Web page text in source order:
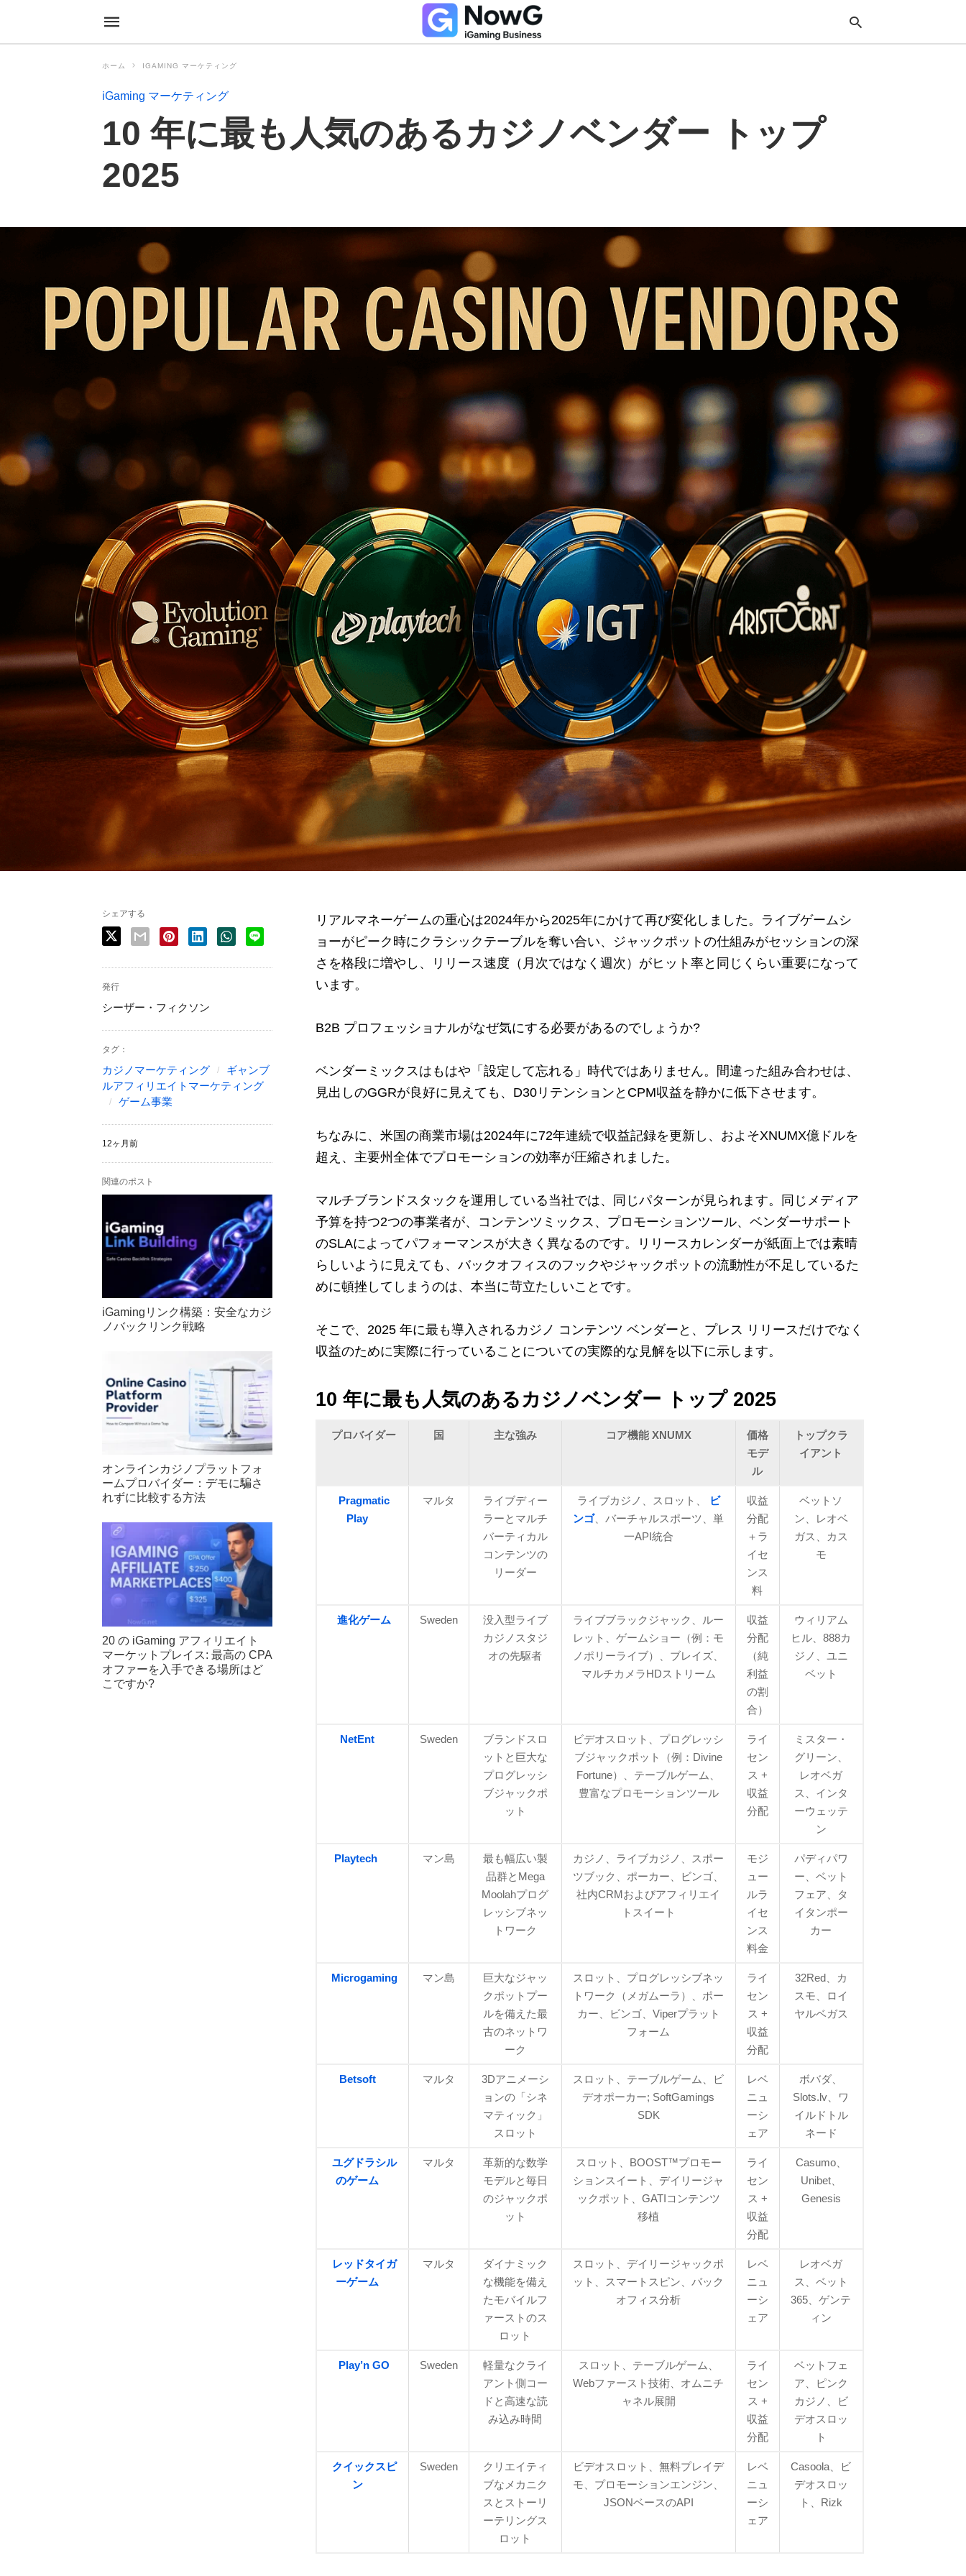
ホーム IGAMING マーケティング
iGaming マーケティング
10 年に最も人気のあるカジノベンダー トップ
2025
リアルマネーゲームの重心は2024年から2025年にかけて再び変化しました。ライブゲームシ
ョーがピーク時にクラシックテーブルを奪い合い、ジャックポットの仕組みがセッションの深
さを格段に増やし、リリース速度（月次ではなく週次）がヒット率と同じくらい重要になって
います。
B2B プロフェッショナルがなぜ気にする必要があるのでしょうか?
ベンダーミックスはもはや「設定して忘れる」時代ではありません。間違った組み合わせは、
見出しのGGRが良好に見えても、D30リテンションとCPM収益を静かに低下させます。
ちなみに、米国の商業市場は2024年に72年連続で収益記録を更新し、およそXNUMX億ドルを
超え、主要州全体でプロモーションの効率が圧縮されました。
マルチブランドスタックを運用している当社では、同じパターンが見られます。同じメディア
予算を持つ2つの事業者が、コンテンツミックス、プロモーションツール、ベンダーサポート
のSLAによってパフォーマンスが大きく異なるのです。リリースカレンダーが紙面上では素晴
らしいように見えても、バックオフィスのフックやジャックポットの流動性が不足しているた
めに頓挫してしまうのは、本当に苛立たしいことです。
そこで、2025 年に最も導入されるカジノ コンテンツ ベンダーと、プレス リリースだけでなく
収益のために実際に行っていることについての実際的な見解を以下に示します。
10 年に最も人気のあるカジノベンダー トップ 2025
プロバイダー 国 主な強み コア機能 XNUMX
価格
モデ
ル
トップクラ
イアント
Pragmatic
Play
マルタ
ライブディー
ラーとマルチ
バーティカル
コンテンツの
リーダー
ライブカジノ、スロット、
ビ
ンゴ、バーチャルスポーツ、単
一API統合
収益
分配
＋ラ
イセ
ンス
料
ベットソ
ン、レオベ
ガス、カス
モ
進化ゲーム Sweden
没入型ライブ
カジノスタジ
オの先駆者
ライブブラックジャック、ルー
レット、ゲームショー（例：モ
ノポリーライブ）、ブレイズ、
マルチカメラHDストリーム
収益
分配
（純
利益
の割
合）
ウィリアム
ヒル、888カ
ジノ、ユニ
ベット
NetEnt Sweden
ブランドスロ
ットと巨大な
プログレッシ
ブジャックポ
ット
ビデオスロット、プログレッシ
ブジャックポット（例：Divine
Fortune）、テーブルゲーム、
豊富なプロモーションツール
ライ
セン
ス +
収益
分配
ミスター・
グリーン、
レオベガ
ス、インタ
ーウェッテ
ン
Playtech マン島
最も幅広い製
品群とMega
Moolahプログ
レッシブネッ
トワーク
カジノ、ライブカジノ、スポー
ツブック、ポーカー、ビンゴ、
社内CRMおよびアフィリエイ
トスイート
モジ
ュー
ルラ
イセ
ンス
料金
パディパワ
ー、ベット
フェア、タ
イタンポー
カー
Microgaming マン島
巨大なジャッ
クポットプー
ルを備えた最
古のネットワ
ーク
スロット、プログレッシブネッ
トワーク（メガムーラ）、ポー
カー、ビンゴ、Viperプラット
フォーム
ライ
セン
ス +
収益
分配
32Red、カ
スモ、ロイ
ヤルベガス
Betsoft マルタ
3Dアニメーシ
ョンの「シネ
マティック」
スロット
スロット、テーブルゲーム、ビ
デオポーカー; SoftGamings
SDK
レベ
ニュ
ーシ
ェア
ボバダ、
Slots.lv、ワ
イルドトル
ネード
ユグドラシル
のゲーム
マルタ
革新的な数学
モデルと毎日
のジャックポ
ット
スロット、BOOST™プロモー
ションスイート、デイリージャ
ックポット、GATIコンテンツ
移植
ライ
セン
ス +
収益
分配
Casumo、
Unibet、
Genesis
レッドタイガ
ーゲーム
マルタ
ダイナミック
な機能を備え
たモバイルフ
ァーストのス
ロット
スロット、デイリージャックポ
ット、スマートスピン、バック
オフィス分析
レベ
ニュ
ーシ
ェア
レオベガ
ス、ベット
365、ゲンテ
ィン
Play’n GO Sweden
軽量なクライ
アント側コー
ドと高速な読
み込み時間
スロット、テーブルゲーム、
Webファースト技術、オムニチ
ャネル展開
ライ
セン
ス +
収益
分配
ベットフェ
ア、ピンク
カジノ、ビ
デオスロッ
ト
クイックスピ
ン
Sweden
クリエイティ
ブなメカニク
スとストーリ
ーテリングス
ロット
ビデオスロット、無料プレイデ
モ、プロモーションエンジン、
JSONベースのAPI
レベ
ニュ
ーシ
ェア
Casoola、ビ
デオスロッ
ト、Rizk
シェアする
発行
シーザー・フィクソン
タグ：
カジノマーケティング
ギャンブ
ルアフィリエイトマーケティング
ゲーム事業
12ヶ月前
関連のポスト
iGamingリンク構築：安全なカジ
ノバックリンク戦略
オンラインカジノプラットフォ
ームプロバイダー：デモに騙さ
れずに比較する方法
20 の iGaming アフィリエイト
マーケットプレイス: 最高の CPA
オファーを入手できる場所はど
こですか?